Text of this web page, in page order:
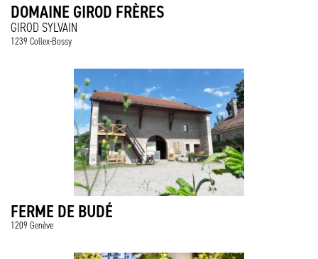
DOMAINE GIROD FRÈRES
GIROD SYLVAIN
1239 Collex-Bossy
FERME DE BUDÉ
1209 Genève